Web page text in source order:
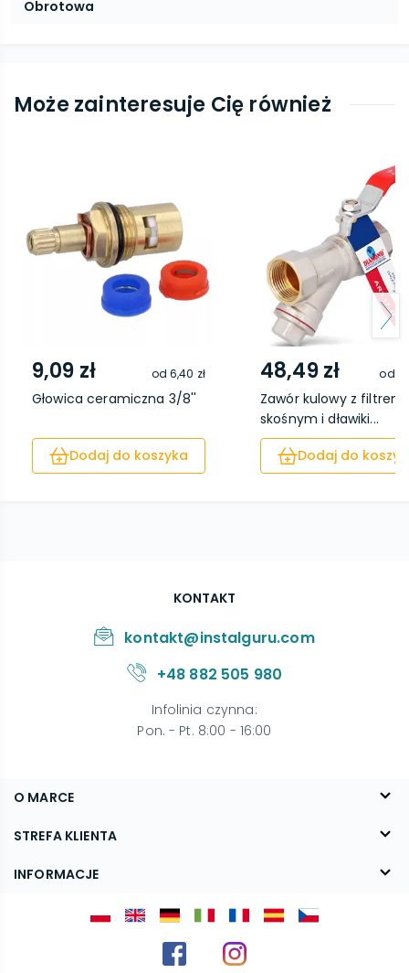
Obrotowa
Może zainteresuje Cię również
9,09 zł od6,40 zł
Głowica ceramiczna 3/8''
Dodaj do koszyka
48,49 zł od
Zawór kulowy z filtrem
skośnym i dławiki...
Dodaj do
O MARCE
O nas
Blog
STREFA KLIENTA
FAQ
INFORMACJE
KONTAKT
kontakt@instalguru.com
+48 882 505 980
Infolinia czynna:
Pon. - Pt. 8:00 - 16:00